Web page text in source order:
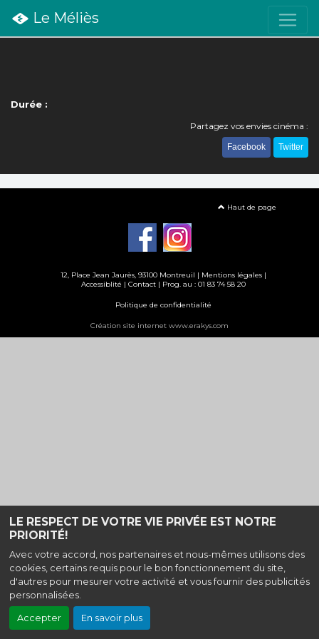
LE RESPECT DE VOTRE VIE PRIVÉE EST NOTRE
PRIORITÉ!
Avec votre accord, nos partenaires et nous-mêmes utilisons des
cookies, certains requis pour le bon fonctionnement du site,
d'autres pour mesurer votre activité et vous fournir des publicités
personnalisées.
Accepter En savoir plus
Le Méliès
Durée :
Partagez vos envies cinéma :
Facebook Twitter
Haut de page
12, Place Jean Jaurès, 93100 Montreuil | Mentions légales|
Accessiblité | Contact| Prog. au : 01 83 74 58 20
Politique de confidentialité
Création site internet www.erakys.com